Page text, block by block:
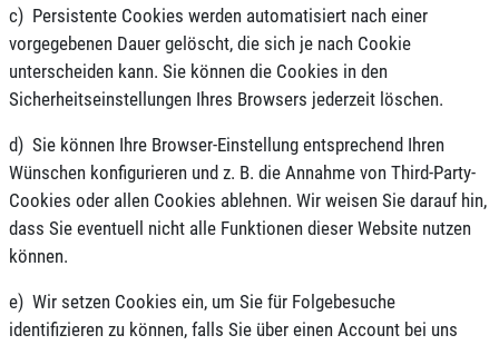
c) Persistente Cookies werden automatisiert nach einer
vorgegebenen Dauer gelöscht, die sich je nach Cookie
unterscheiden kann. Sie können die Cookies in den
Sicherheitseinstellungen Ihres Browsers jederzeit löschen.
d) Sie können Ihre Browser-Einstellung entsprechend Ihren
Wünschen konfigurieren und z. B. die Annahme von Third-Party-
Cookies oder allen Cookies ablehnen. Wir weisen Sie darauf hin,
dass Sie eventuell nicht alle Funktionen dieser Website nutzen
können.
e) Wir setzen Cookies ein, um Sie für Folgebesuche
identifizieren zu können, falls Sie über einen Account bei uns